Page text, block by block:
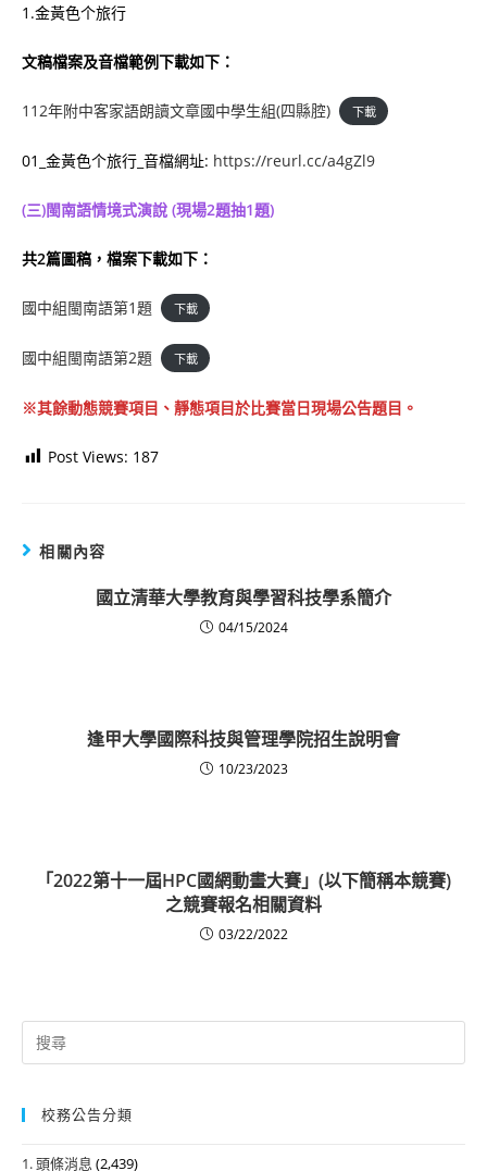
1.金黃色个旅行
文稿檔案及音檔範例下載如下：
112年附中客家語朗讀文章國中學生組(四縣腔) 下載
01_金黃色个旅行_音檔網址: https://reurl.cc/a4gZl9
(三)閩南語情境式演說 (現場2題抽1題)
共2篇圖稿，檔案下載如下：
國中組閩南語第1題 下載
國中組閩南語第2題 下載
※其餘動態競賽項目、靜態項目於比賽當日現場公告題目。
Post Views: 187
相關內容
國立清華大學教育與學習科技學系簡介
04/15/2024
逢甲大學國際科技與管理學院招生說明會
10/23/2023
「2022第十一屆HPC國網動畫大賽」(以下簡稱本競賽)
之競賽報名相關資料
03/22/2022
Search
for:
校務公告分類
1. 頭條消息 (2,439)